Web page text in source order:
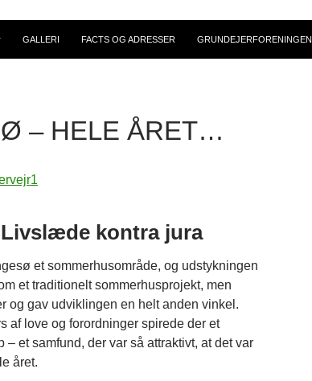
GALLERI FACTS OG ADRESSER GRUNDEJERFORENINGEN
– HELE ÅRET…
kontra jura
et sommerhusområde, og udstykningen
et traditionelt sommerhusprojekt, men
og gav udviklingen en helt anden vinkel.
af love og forordninger spirede der et
– et samfund, der var så attraktivt, at det var
året.